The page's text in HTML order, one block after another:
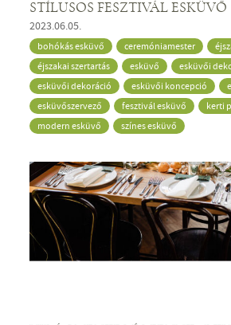
STÍLUSOS FESZTIVÁL ESKÜVŐ
2023.06.05.
bohókás esküvő ceremóniamester
éjszakai szertartás
esküvő
esküvői
esküvői dekoráció
esküvői koncepció
esküvőszervező
fesztivál esküvő
kerti
modern esküvő
színes esküvő